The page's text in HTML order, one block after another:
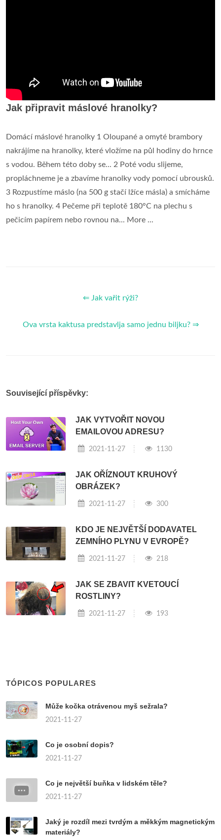
Jak připravit máslové hranolky?
Domácí máslové hranolky 1 Oloupané a omyté brambory
nakrájíme na hranolky, které vložíme na půl hodiny do hrnce
s vodou. Během této doby se... 2 Poté vodu slijeme,
propláchneme je a zbavíme hranolky vody pomocí ubrousků.
3 Rozpustíme máslo (na 500 g stačí lžíce másla) a smícháme
ho s hranolky. 4 Pečeme při teplotě 180°C na plechu s
pečicím papírem nebo rovnou na... More ...
⇐ Jak vařit rýži?
Ova vrsta kaktusa predstavlja samo jednu biljku? ⇒
Související příspěvky:
JAK VYTVOŘIT NOVOU
EMAILOVOU ADRESU?
2021-11-27 1130
JAK OŘÍZNOUT KRUHOVÝ
OBRÁZEK?
2021-11-27 300
KDO JE NEJVĚTŠÍ DODAVATEL
ZEMNÍHO PLYNU V EVROPĚ?
2021-11-27 218
JAK SE ZBAVIT KVETOUCÍ
ROSTLINY?
2021-11-27 193
TÓPICOS POPULARES
Může kočka otrávenou myš sežrala?
2021-11-27
Co je osobní dopis?
2021-11-27
Co je největší buňka v lidském těle?
2021-11-27
Jaký je rozdíl mezi tvrdým a měkkým magnetickým
materiály?